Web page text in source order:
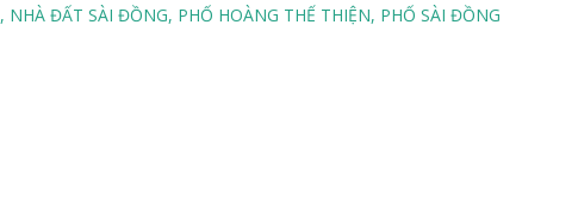
NHÀ ĐẤT SÀI ĐỒNG PHỐ HOÀNG THẾ THIỆN PHỐ SÀI ĐỒNG